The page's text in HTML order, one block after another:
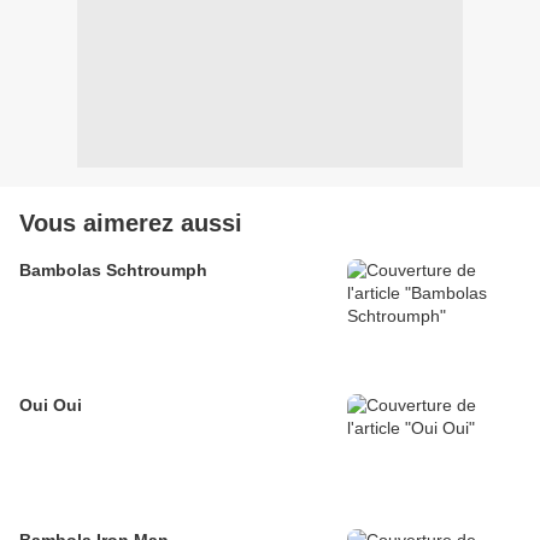
Vous aimerez aussi
Bambolas Schtroumph
Oui Oui